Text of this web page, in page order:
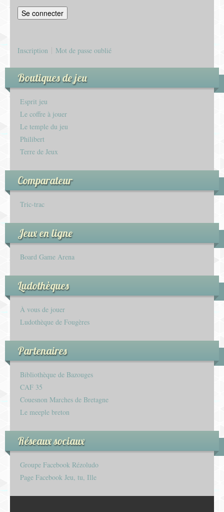
Inscription Mot de passe oublié
Boutiques de jeu
Esprit jeu
Le coffre à jouer
Le temple du jeu
Philibert
Terre de Jeux
Comparateur
Tric-trac
Jeux en ligne
Board Game Arena
Ludothèques
À vous de jouer
Ludothèque de Fougères
Partenaires
Bibliothèque de Bazouges
CAF 35
Couesnon Marches de Bretagne
Le meeple breton
Réseaux sociaux
Groupe Facebook Rézoludo
Page Facebook Jeu, tu, Ille